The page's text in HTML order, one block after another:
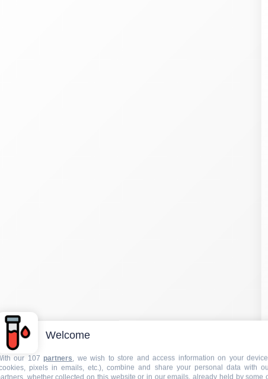
"set detailed preferences" and object to processing activities not subject to consent.
These choices remain valid for 6 months.
Set your choices Accept all